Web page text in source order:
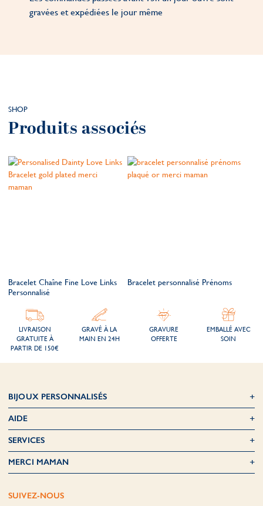
gravées et expédiées le jour même
SHOP
Produits associés
Bracelet Chaîne Fine Love Links
Personnalisé
Bracelet personnalisé Prénoms
LIVRAISON
GRATUITE À
PARTIR DE 150€
GRAVÉ À LA
MAIN EN 24H
GRAVURE
OFFERTE
EMBALLÉ AVEC
SOIN
BIJOUX PERSONNALISÉS
AIDE
SERVICES
MERCI MAMAN
SUIVEZ-NOUS